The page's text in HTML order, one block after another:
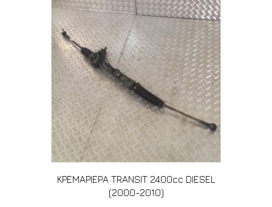
ΚΡΕΜΑΡΙΕΡΑ TRANSIT 2400cc DIESEL
(2000-2010)